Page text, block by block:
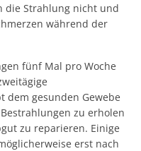
die Strahlung nicht und
während der
fünf Mal pro Woche
dem gesunden Gewebe
zu erholen
zu reparieren. Einige
erst nach